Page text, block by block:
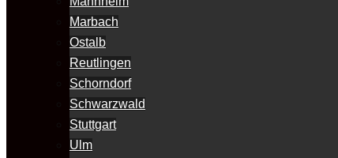
Marbach
Ostalb
Reutlingen
Schorndorf
Schwarzwald
Stuttgart
Ulm